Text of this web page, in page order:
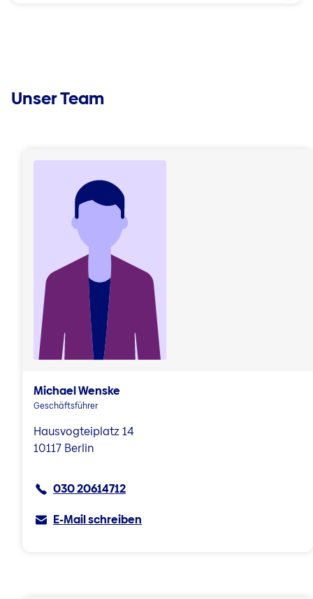
Unser Team
Michael Wenske
Geschäftsführer
Hausvogteiplatz 14
10117 Berlin
030 20614712
E-Mail schreiben